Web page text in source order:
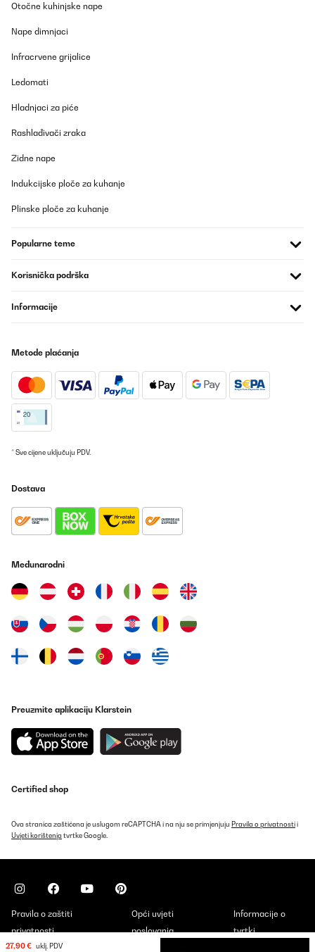
27,90 € uklj. PDV
Otočne kuhinjske nape
Nape dimnjaci
Infracrvene grijalice
Ledomati
Hladnjaci za piće
Rashlađivači zraka
Zidne nape
Indukcijske ploče za kuhanje
Plinske ploče za kuhanje
Popularne teme
Korisnička podrška
Informacije
Metode plaćanja
* Sve cijene uključuju PDV.
Dostava
Međunarodni
Preuzmite aplikaciju Klarstein
Certified shop
Ova stranica zaštićena je uslugom reCAPTCHA i na nju se primjenjuju Pravila o privatnostii
Uvjeti korištenja tvrtke Google.
Pravila o zaštiti
privatnosti
Opći uvjeti
poslovanja
Informacije o
tvrtki